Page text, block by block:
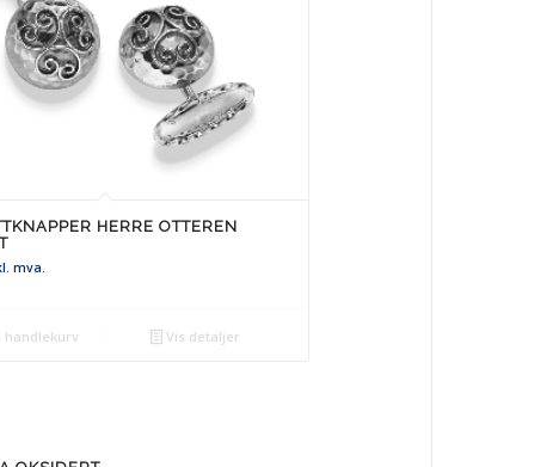
HERRE OTTEREN
mva.
handlekurv Vis detaljer